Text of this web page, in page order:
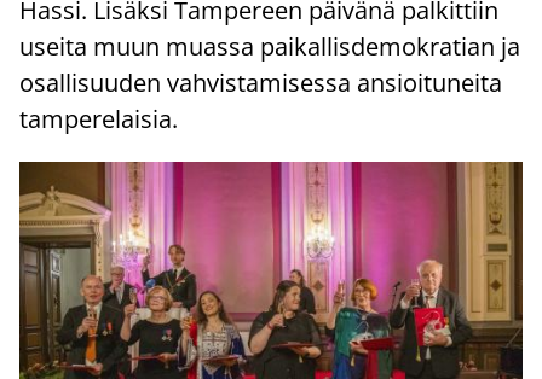
Hassi. Li­säk­si Tam­pe­reen päi­vä­nä pal­kit­tiin
usei­ta muun muas­sa pai­kal­lis­de­mo­kra­tian ja
osal­li­suu­den vah­vis­ta­mi­ses­sa an­sioi­tu­nei­ta
tam­pe­re­lai­sia.